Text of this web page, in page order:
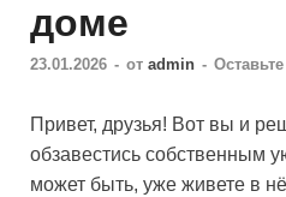
доме
23.01.2026 - от admin -
Привет, друзья! Вот вы и
обзавестись собственным
может быть, уже живете в